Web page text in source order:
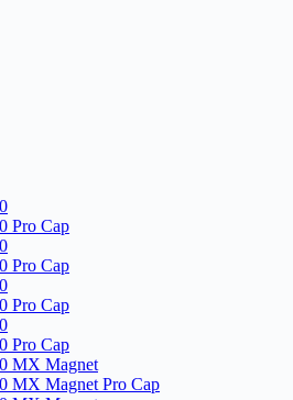
Pro Cap
Pro Cap
Pro Cap
Pro Cap
MX Magnet
MX Magnet Pro Cap